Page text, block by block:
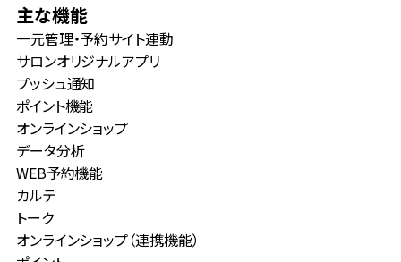
主な機能
一元管理・予約サイト連動
サロンオリジナルアプリ
プッシュ通知
ポイント機能
オンラインショップ
データ分析
WEB予約機能
カルテ
トーク
オンラインショップ（連携機能）